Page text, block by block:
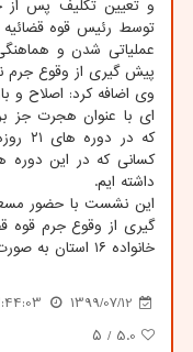
و تعیین تکلیف پس از
توسط رئیس قوه قضائیه
پیش گیری از وقوع جرم
وی اضافه کرد: اصلاح و
ای با عنوان هجرت جز
که
داشته ایم.
این نشست با حضور
گیری از وقوع جرم قوه
خانواده ۱۶ استان به صورت ویدئو کنفرانسی انجام شد
1399/07/12
5.0 / ۵